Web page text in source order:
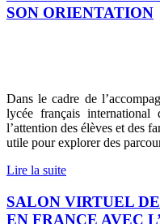
SON ORIENTATION
Dans le cadre de
lycée français
l’attention des élèves et des
utile pour explorer des
Lire la suite
SALON VIRTUEL
EN FRANCE AVEC